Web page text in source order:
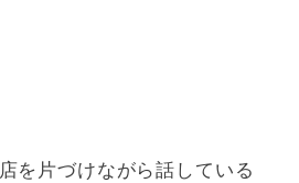
を片づけながら話している